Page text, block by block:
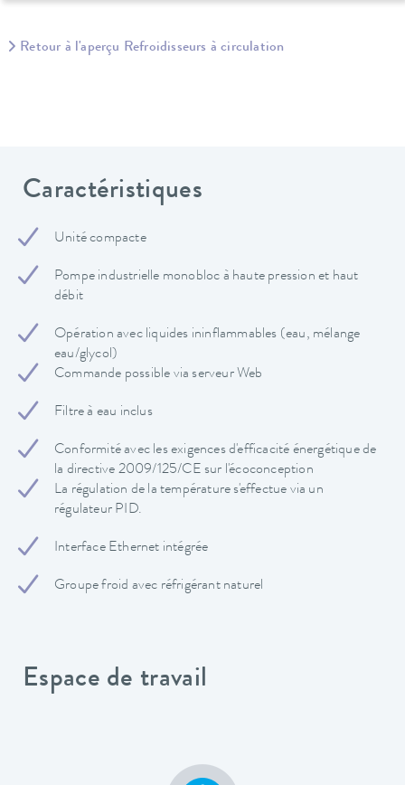
Retour à l'aperçu Refroidisseurs à circulation
Caractéristiques
Unité compacte
Pompe industrielle monobloc à haute pression et haut
débit
Opération avec liquides ininflammables (eau, mélange
eau/glycol)
Commande possible via serveur Web
Filtre à eau inclus
Conformité avec les exigences d'efficacité énergétique de
la directive 2009/125/CE sur l'écoconception
La régulation de la température s'effectue via un
régulateur PID.
Interface Ethernet intégrée
Groupe froid avec réfrigérant naturel
Espace de travail